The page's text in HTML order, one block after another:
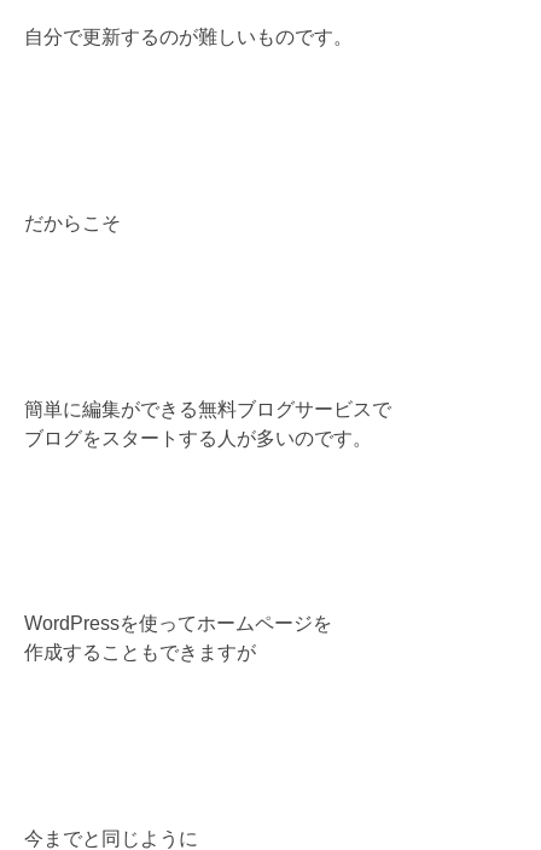
自分で更新するのが難しいものです。
だからこそ
簡単に編集ができる無料ブログサービスで
ブログをスタートする人が多いのです。
WordPressを使ってホームページを
作成することもできますが
今までと同じように